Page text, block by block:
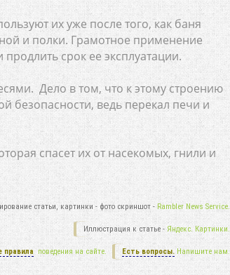
их уже после того, как баня
и полки. Грамотное применение
срок ее эксплуатации.
Дело в том, что к этому строению
безопасности, ведь перекал печи и
спасет их от насекомых, гнили и
статьи, картинки - фото скриншот - Rambler News Service.
Иллюстрация к статье - Яндекс. Картинки.
Есть вопросы. Напишите нам.
правила поведения на сайте.